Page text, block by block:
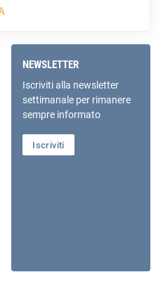
NEWSLETTER
Iscriviti alla newsletter
settimanale per rimanere
sempre informato
Iscriviti